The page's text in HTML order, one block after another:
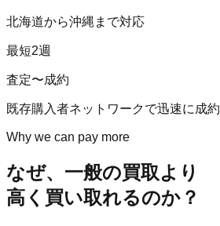
北海道から沖縄まで対応
最短2週
査定〜成約
既存購入者ネットワークで迅速に成約
Why we can pay more
なぜ、一般の買取より
高く買い取れるのか？